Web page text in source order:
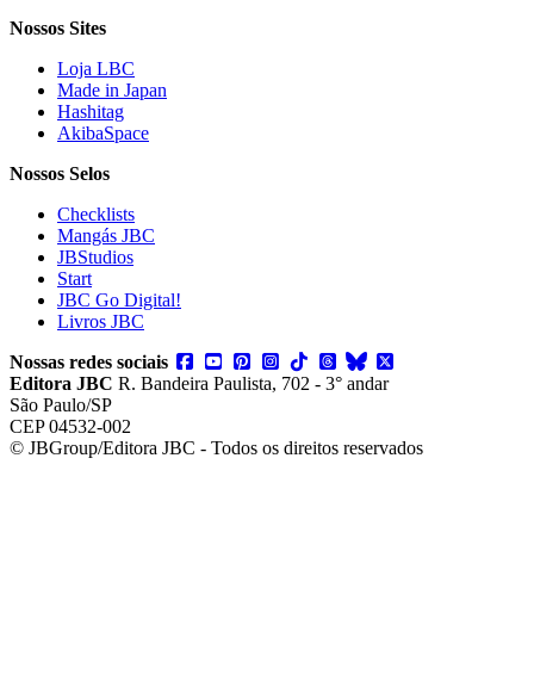
Nossos Sites
Loja LBC
Made in Japan
Hashitag
AkibaSpace
Nossos Selos
Checklists
Mangás JBC
JBStudios
Start
JBC Go Digital!
Livros JBC
Nossas redes sociais
Editora JBC R. Bandeira Paulista, 702 - 3° andar
São Paulo/SP
CEP 04532-002
© JBGroup/Editora JBC - Todos os direitos reservados